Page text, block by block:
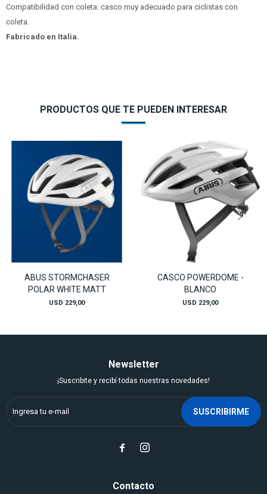
Compatibilidad con coleta: casco muy adecuado para ciclistas con
coleta.
Fabricado en Italia.
PRODUCTOS QUE TE PUEDEN INTERESAR
ABUS STORMCHASER
POLAR WHITE MATT
USD 229,00
CASCO POWERDOME -
BLANCO
USD 229,00
Contacto
Newsletter
¡Suscribite y recibí todas nuestras novedades!
SUSCRIBIRME
 